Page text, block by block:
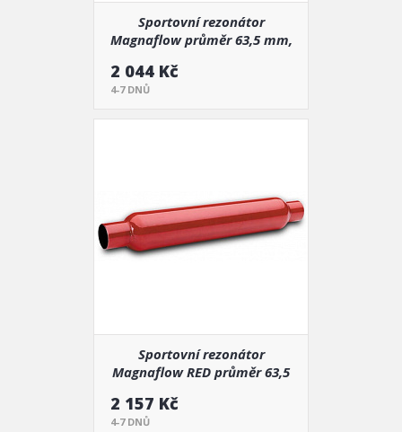
Sportovní rezonátor
Magnaflow průměr 63,5 mm,
2 044 Kč
4-7 DNŮ
Sportovní rezonátor
Magnaflow RED průměr 63,5
2 157 Kč
4-7 DNŮ